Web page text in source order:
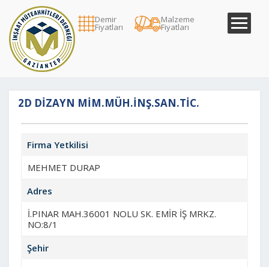
Demir
Fiyatları
Malzeme
Fiyatları
2D DİZAYN MİM.MÜH.İNŞ.SAN.TİC.
Firma Yetkilisi
MEHMET DURAP
Adres
İ.PINAR MAH.36001 NOLU SK. EMİR İŞ MRKZ.
NO:8/1
Şehir